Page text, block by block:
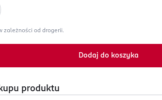
zależności od drogerii.
Dodaj do koszyka
produktu